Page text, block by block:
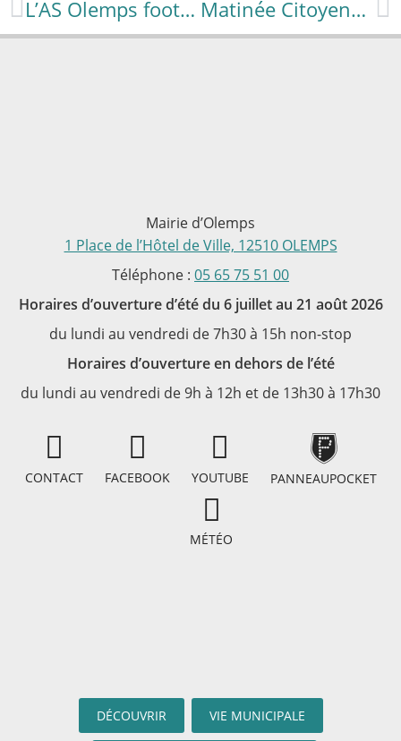
L’AS Olemps football qualifiée en finale de la Coupe d’Aveyron Matinée Citoyenne le samedi 11 juin 2022 de 9h à 12h30 rendez-vous devant la mairie.
Mairie d’Olemps
1 Place de l’Hôtel de Ville, 12510 OLEMPS
Téléphone : 05 65 75 51 00
Horaires d’ouverture d’été du 6 juillet au 21 août 2026
du lundi au vendredi de 7h30 à 15h non-stop
Horaires d’ouverture en dehors de l’été
du lundi au vendredi de 9h à 12h et de 13h30 à 17h30
CONTACT FACEBOOK YOUTUBE PANNEAUPOCKET
MÉTÉO
DÉCOUVRIR VIE MUNICIPALE